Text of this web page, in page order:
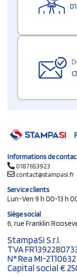
Informations de
0187653923
contact@stampasi.fr
Service clients
Lun-Ven 9 h 00-13 h
Siège social
6, rue Franklin
StampaSi S.r.l.
TVA
N° Rea MI-2110632
Capital social €